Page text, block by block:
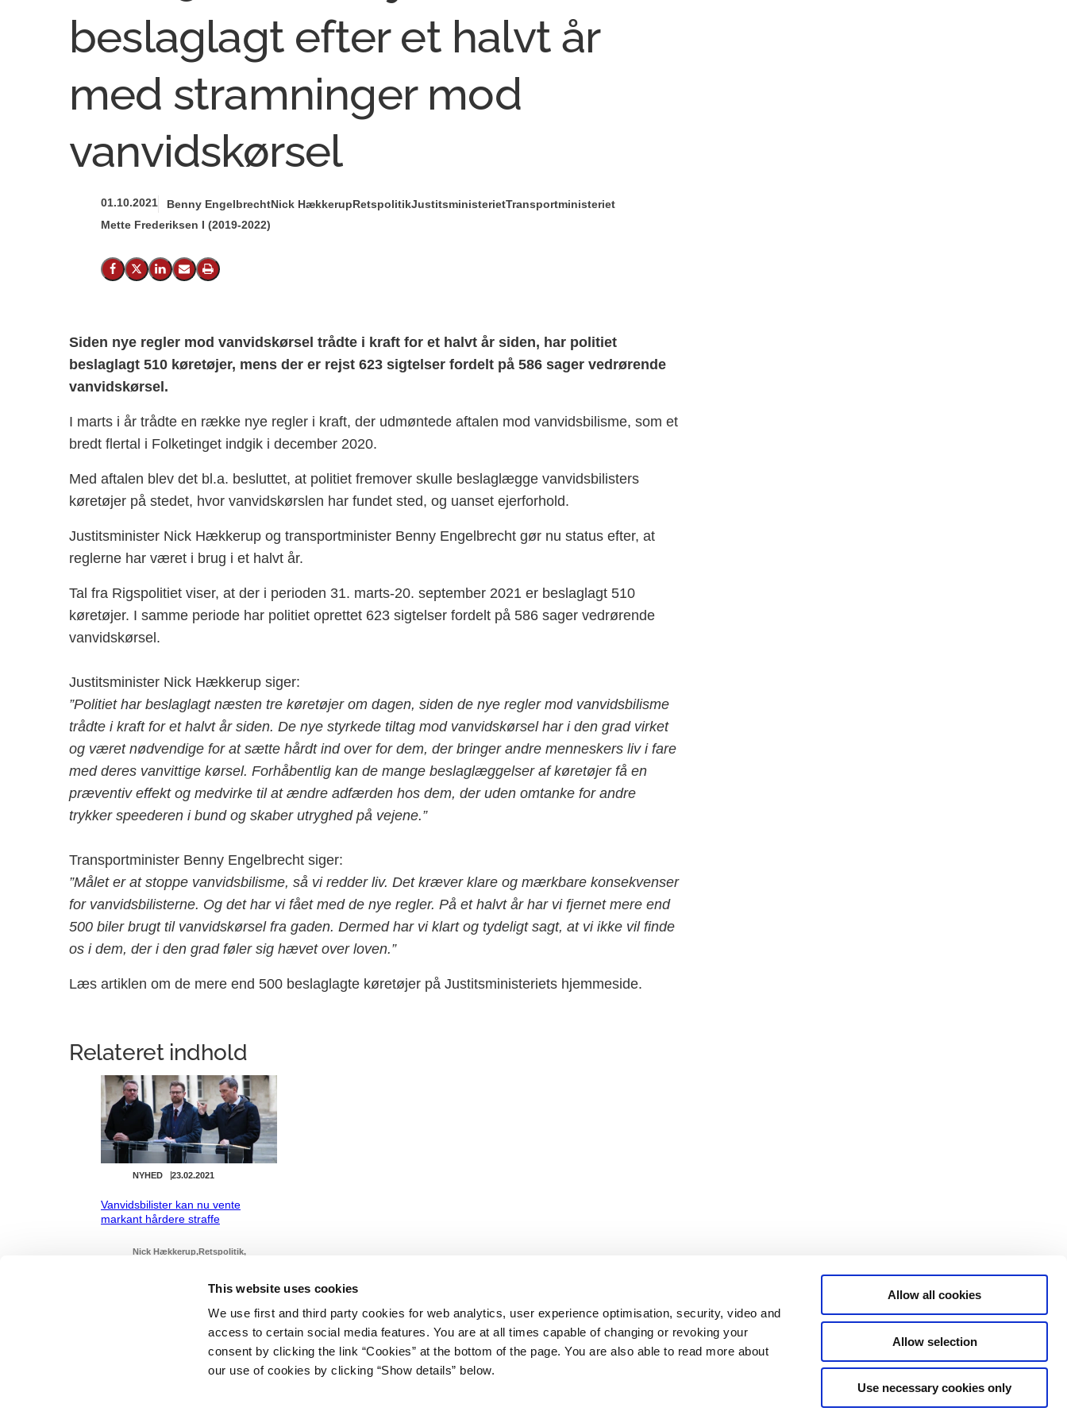
This website uses cookies
We use first and third party cookies for web analytics, user experience optimisation, security, video and
access to certain social media features. You are at all times capable of changing or revoking your
consent by clicking the link “Cookies” at the bottom of the page. You are also able to read more about
our use of cookies by clicking “Show details” below.
Allow all cookies
Allow selection
Use necessary cookies only
beslaglagt efter et halvt år
med stramninger mod
vanvidskørsel
01.10.2021 Benny EngelbrechtNick HækkerupRetspolitikJustitsministerietTransportministeriet
Mette Frederiksen I (2019-2022)
Del på Facebook
Del på X (Twitter)
Del på LinkedIn
Send email
Print
Siden nye regler mod vanvidskørsel trådte i kraft for et halvt år siden, har politiet
beslaglagt 510 køretøjer, mens der er rejst 623 sigtelser fordelt på 586 sager vedrørende
vanvidskørsel.
I marts i år trådte en række nye regler i kraft, der udmøntede aftalen mod vanvidsbilisme, som et
bredt flertal i Folketinget indgik i december 2020.
Med aftalen blev det bl.a. besluttet, at politiet fremover skulle beslaglægge vanvidsbilisters
køretøjer på stedet, hvor vanvidskørslen har fundet sted, og uanset ejerforhold.
Justitsminister Nick Hækkerup og transportminister Benny Engelbrecht gør nu status efter, at
reglerne har været i brug i et halvt år.
Tal fra Rigspolitiet viser, at der i perioden 31. marts-20. september 2021 er beslaglagt 510
køretøjer. I samme periode har politiet oprettet 623 sigtelser fordelt på 586 sager vedrørende
vanvidskørsel.
Justitsminister Nick Hækkerup siger:
”Politiet har beslaglagt næsten tre køretøjer om dagen, siden de nye regler mod vanvidsbilisme
trådte i kraft for et halvt år siden. De nye styrkede tiltag mod vanvidskørsel har i den grad virket
og været nødvendige for at sætte hårdt ind over for dem, der bringer andre menneskers liv i fare
med deres vanvittige kørsel. Forhåbentlig kan de mange beslaglæggelser af køretøjer få en
præventiv effekt og medvirke til at ændre adfærden hos dem, der uden omtanke for andre
trykker speederen i bund og skaber utryghed på vejene.”
Transportminister Benny Engelbrecht siger:
”Målet er at stoppe vanvidsbilisme, så vi redder liv. Det kræver klare og mærkbare konsekvenser
for vanvidsbilisterne. Og det har vi fået med de nye regler. På et halvt år har vi fjernet mere end
500 biler brugt til vanvidskørsel fra gaden. Dermed har vi klart og tydeligt sagt, at vi ikke vil finde
os i dem, der i den grad føler sig hævet over loven.”
Læs artiklen om de mere end 500 beslaglagte køretøjer på Justitsministeriets hjemmeside.
Relateret indhold
23.02.2021
NYHED
Vanvidsbilister kan nu vente
markant hårdere straffe
Nick Hækkerup Retspolitik